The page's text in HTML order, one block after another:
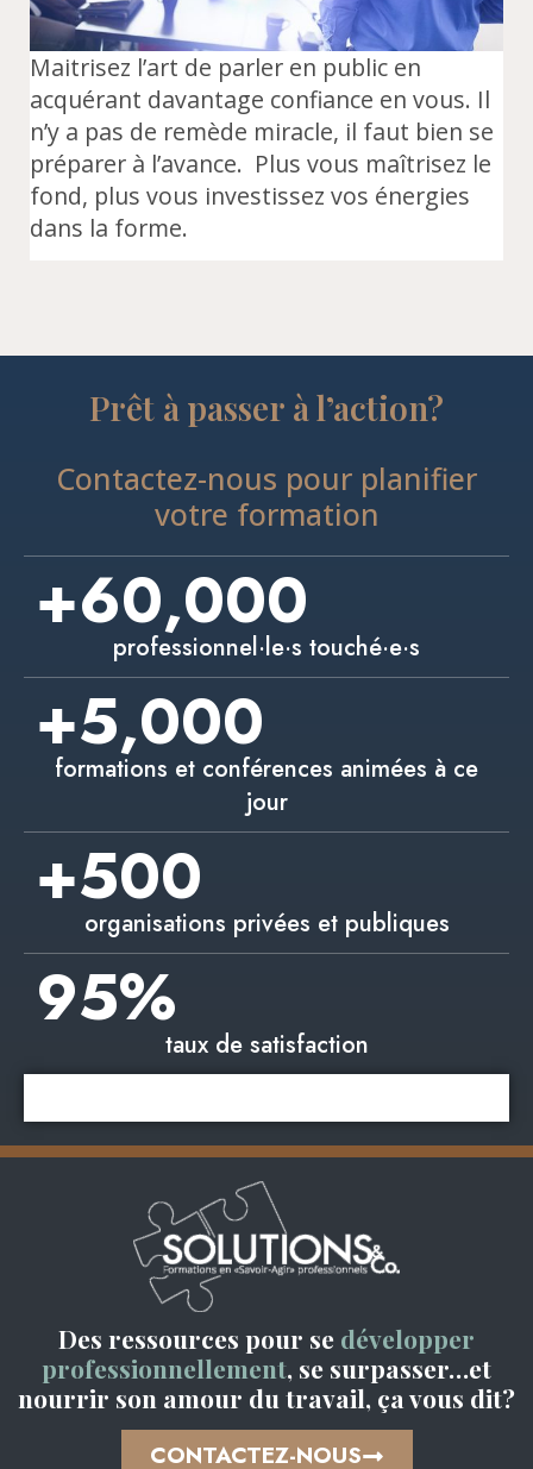
Maitrisez l’art de parler en public en
acquérant davantage confiance en vous. Il
n’y a pas de remède miracle, il faut bien se
préparer à l’avance. Plus vous maîtrisez le
fond, plus vous investissez vos énergies
dans la forme.
Prêt à passer à l’action?
Contactez-nous pour planifier
votre formation
+60,000
professionnel·le·s touché·e·s
+5,000
formations et conférences animées à ce
jour
+500
organisations privées et publiques
95%
taux de satisfaction
Des ressources pour se développer
professionnellement, se surpasser…et
nourrir son amour du travail, ça vous dit?
CONTACTEZ-NOUS